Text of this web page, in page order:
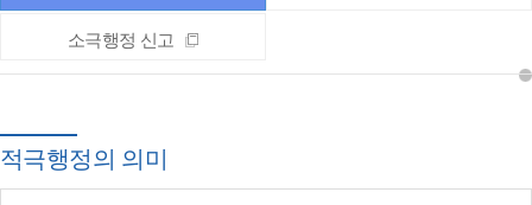
소극행정 신고
적극행정의 의미